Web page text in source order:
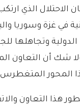
الاحتلال الذي
في غزة وسوريا
وتجاهلها
شك أن التعاون
المحور
هذا التعاون